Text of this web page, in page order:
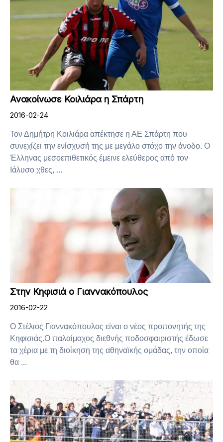
Ανακοίνωσε Κοιλιάρα η Σπάρτη
2016-02-24
Τον Δημήτρη Κοιλιάρα απέκτησε η ΑΕ Σπάρτη που
συνεχίζει την ενίσχυσή της με μεγάλο στόχο την άνοδο. Ο
Έλληνας μεσοεπιθετικός έμεινε ελεύθερος από τον
Ιάλυσο χθες, ...
Στην Κηφισιά ο Γιαννακόπουλος
2016-02-22
Ο Στέλιος Γιαννακόπουλος είναι ο νέος προπονητής της
Κηφισιάς.Ο παλαίμαχος διεθνής ποδοσφαιριστής έδωσε
τα χέρια με τη διοίκηση της αθηναϊκής ομάδας, την οποία
θα ...